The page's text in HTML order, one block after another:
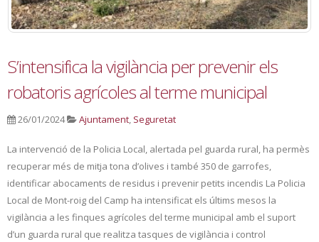
S’intensifica la vigilància per prevenir els
robatoris agrícoles al terme municipal
26/01/2024 Ajuntament, Seguretat
La intervenció de la Policia Local, alertada pel guarda rural, ha permès
recuperar més de mitja tona d’olives i també 350 de garrofes,
identificar abocaments de residus i prevenir petits incendis La Policia
Local de Mont-roig del Camp ha intensificat els últims mesos la
vigilància a les finques agrícoles del terme municipal amb el suport
d’un guarda rural que realitza tasques de vigilància i control